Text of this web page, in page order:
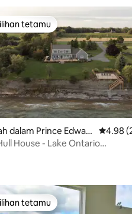
daripada 5, 486 ulasan
utama tetamu
tetamu
dalam Prince Edwar
4.98
House - Lake Ontario
utama tetamu
tetamu